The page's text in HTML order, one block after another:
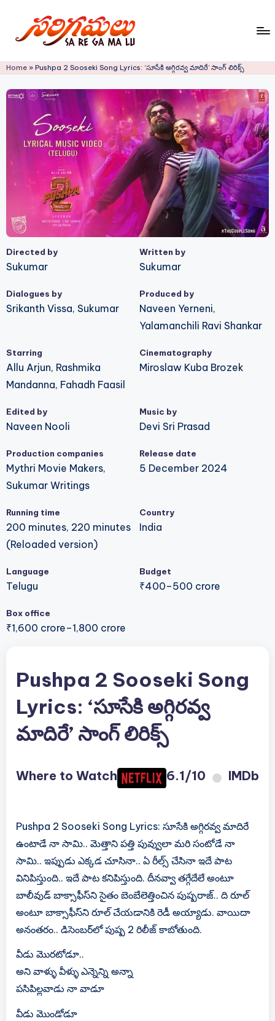
a
R
G
a
L
u!
Home » Pushpa 2 Sooseki Song Lyrics: ‘సూసేకి అగ్గిరవ్వ మాదిరే’ సాంగ్ లిరిక్స్
Directed by
Sukumar
Written by
Sukumar
Dialogues by
Srikanth Vissa, Sukumar
Produced by
Naveen Yerneni,
Yalamanchili Ravi Shankar
Starring
Allu Arjun, Rashmika
Mandanna, Fahadh Faasil
Cinematography
Miroslaw Kuba Brozek
Edited by
Naveen Nooli
Music by
Devi Sri Prasad
Production companies
Mythri Movie Makers,
Sukumar Writings
Release date
5 December 2024
Running time
200 minutes, 220 minutes
(Reloaded version)
Country
India
Language
Telugu
Budget
₹400–500 crore
Box office
₹1,600 crore–1,800 crore
Pushpa 2 Sooseki Song
Lyrics: ‘సూసేకి అగ్గిరవ్వ
మాదిరే’ సాంగ్ లిరిక్స్
Where to Watch 6.1/10 IMDb
Pushpa 2 Sooseki Song Lyrics: సూసేకి అగ్గిరవ్వ మాదిరే
ఉంటాడే నా సామి.. మెత్తాని పత్తి పువ్వులా మరి సంటోడే నా
సామి.. ఇప్పుడు ఎక్కడ చూసినా.. ఏ రీల్స్ చేసినా ఇదే పాట
వినిపిస్తుంది.. ఇదే పాట కనిపిస్తుంది. దీనవ్వా తగ్గేదే‌లే అంటూ
బాలీవుడ్ బాక్సాఫీస్‌ని సైతం బెంబేలెత్తించిన పుష్పరాజ్.. ది రూల్
అంటూ బాక్సాఫీస్‌ని రూల్ చేయడానికి రెడీ అయ్యాడు. వాయిదా
అనంతరం.. డిసెంబర్‌లో పుష్ప 2 రిలీజ్ కాబోతుంది.
వీడు మొరటోడూ..
అని వాళ్ళు వీళ్ళు ఎన్నెన్ని అన్నా
పసిపిల్లవాడు నా వాడూ
వీడు మొండోడూ